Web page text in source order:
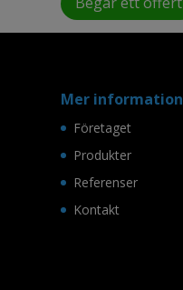
Mer information
Företaget
Produkter
Referenser
Kontakt